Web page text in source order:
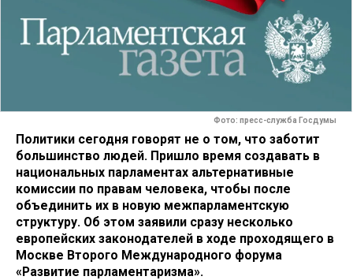
Фото: пресс-служба Госдумы
Политики сегодня говорят не о том, что заботит
большинство людей. Пришло время создавать в
национальных парламентах альтернативные
комиссии по правам человека, чтобы после
объединить их в новую межпарламентскую
структуру. Об этом заявили сразу несколько
европейских законодателей в ходе проходящего в
Москве Второго Международного форума
«Развитие парламентаризма».